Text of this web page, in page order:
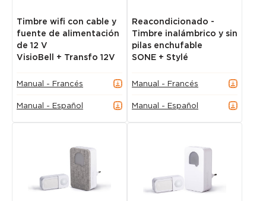
Timbre wifi con cable y
fuente de alimentación
de 12 V
VisioBell + Transfo 12V
Manual - Francés
Manual - Español
Reacondicionado -
Timbre inalámbrico y sin
pilas enchufable
SONE + Stylé
Manual - Francés
Manual - Español